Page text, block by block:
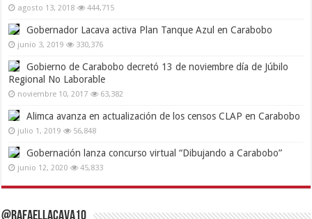
agosto 13, 2018 444,715
Gobernador Lacava activa Plan Tanque Azul en Carabobo
junio 3, 2019 330,376
Gobierno de Carabobo decretó 13 de noviembre día de Júbilo
Regional No Laborable
noviembre 10, 2017 63,382
Alimca avanza en actualización de los censos CLAP en Carabobo
julio 1, 2019 56,848
Gobernación lanza concurso virtual “Dibujando a Carabobo”
junio 12, 2020 45,833